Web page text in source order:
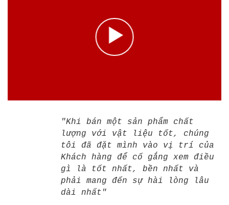
"Khi bán một sản phẩm chất
lượng với vật liệu tốt, chúng
tôi đã đặt mình vào vị trí của
Khách hàng để cố gắng xem điều
gì là tốt nhất, bền nhất và
phải mang đến sự hài lòng lâu
dài nhất"